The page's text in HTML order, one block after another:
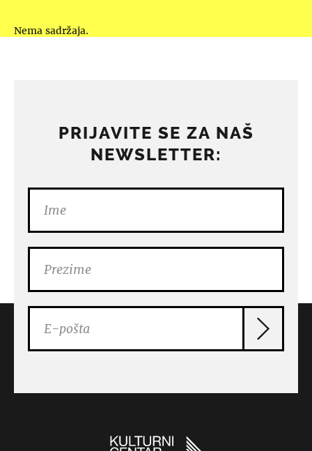
Nema sadržaja.
PRIJAVITE SE ZA NAŠ
NEWSLETTER: